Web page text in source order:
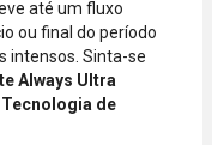
até um fluxo
ou final do período
intensos. Sinta-se
Always Ultra
Tecnologia de